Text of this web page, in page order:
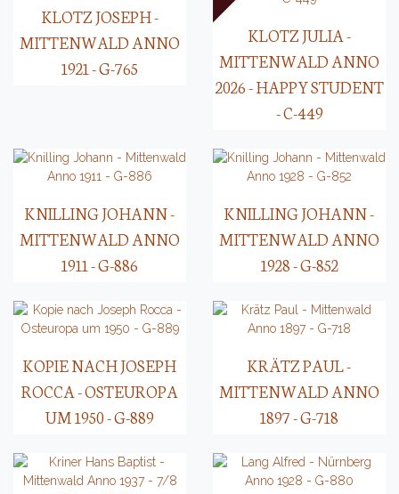
KLOTZ JOSEPH -
MITTENWALD ANNO
1921 - G-765
KLOTZ JULIA -
MITTENWALD ANNO
2026 - HAPPY STUDENT
- C-449
KNILLING JOHANN -
MITTENWALD ANNO
1911 - G-886
KNILLING JOHANN -
MITTENWALD ANNO
1928 - G-852
KOPIE NACH JOSEPH
ROCCA - OSTEUROPA
UM 1950 - G-889
KRÄTZ PAUL -
MITTENWALD ANNO
1897 - G-718